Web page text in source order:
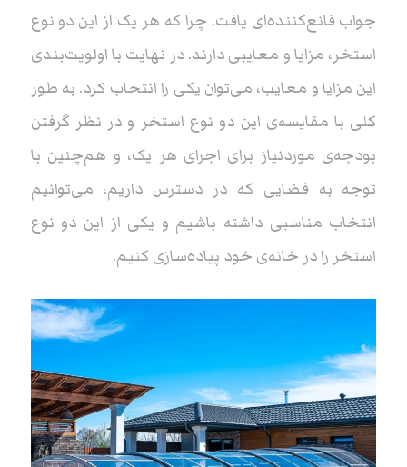
جواب قانع‌کننده‌ای یافت. چرا که هر یک از این دو نوع
استخر، مزایا و معایبی دارند. در نهایت با اولویت‌بندی
این مزایا و معایب، می‌توان یکی را انتخاب کرد. به طور
کلی با مقایسه‌ی این دو نوع استخر و در نظر گرفتن
بودجه‌ی موردنیاز برای اجرای هر یک، و هم‌چنین با
توجه به فضایی که در دسترس داریم، می‌توانیم
انتخاب مناسبی داشته باشیم و یکی از این دو نوع
استخر را در خانه‌ی خود پیاده‌سازی کنیم.